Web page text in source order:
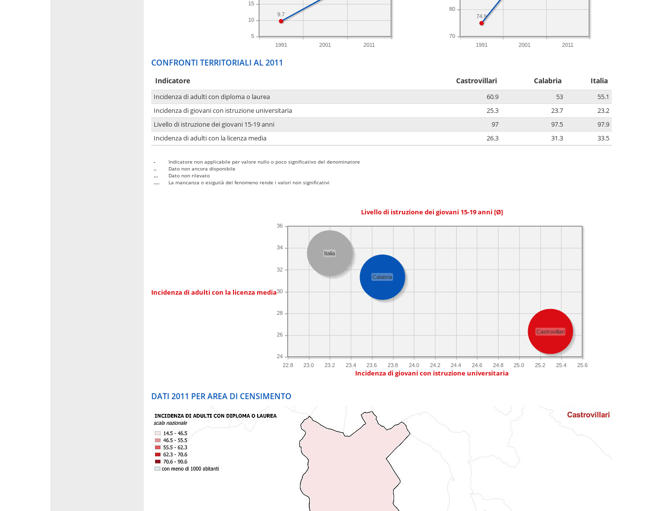
1991 2001 2011
5
10
15
9.7
1991 2001 2011
70
80
74.9
CONFRONTI TERRITORIALI AL 2011
Indicatore Castrovillari Calabria Italia
Incidenza di adulti con diploma o laurea 60.9 53
55.1
Incidenza di giovani con istruzione universitaria
25.3 23.7
23.2
Livello di istruzione dei giovani 15-19 anni
97 97.5
97.9
Incidenza di adulti con la licenza media
26.3 31.3 33.5
-
Indicatore non applicabile per valore nullo o poco significativo del denominatore
..
Dato non ancora disponibile
...
Dato non rilevato
....
La mancanza o esiguità del fenomeno rende i valori non significativi
Livello di istruzione dei giovani 15-19 anni [Ø]
Incidenza di adulti con la licenza media
22.8 23.0 23.2 23.4 23.6 23.8 24.0 24.2 24.4 24.6 24.8 25.0 25.2 25.4 25.6
24
26
28
30
32
34
36
Italia
Calabria
Castrovillari
Incidenza di giovani con istruzione universitaria
DATI 2011 PER AREA DI CENSIMENTO